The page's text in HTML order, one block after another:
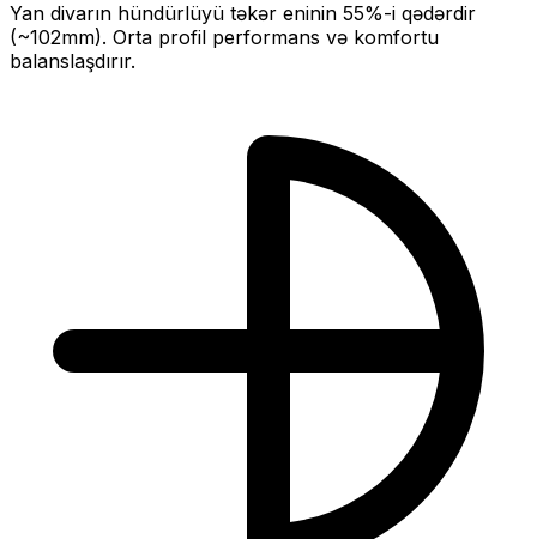
Yan divarın hündürlüyü təkər eninin 55%-i qədərdir
(~102mm). Orta profil performans və komfortu
balanslaşdırır.